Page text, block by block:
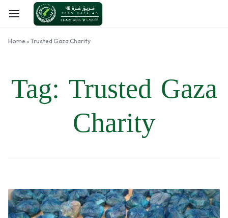
Home» Trusted Gaza Charity
Tag: Trusted Gaza
Charity